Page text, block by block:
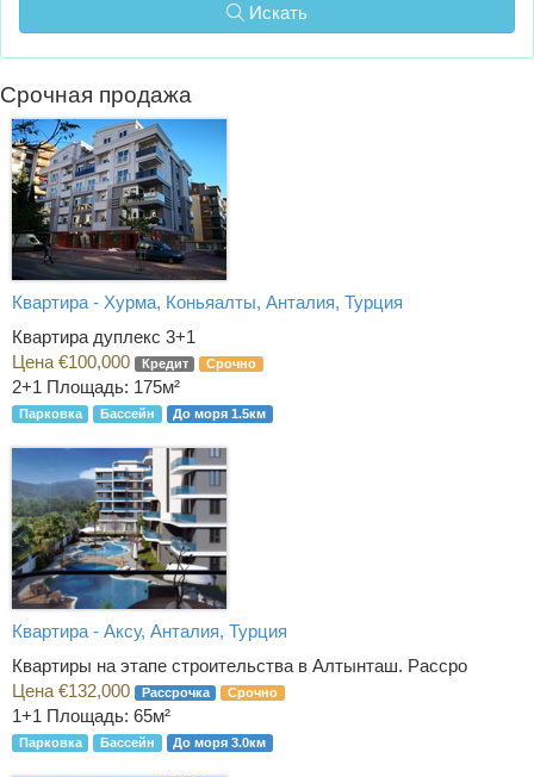
Искать
Срочная продажа
Квартира - Хурма, Коньяалты, Анталия, Турция
Квартира дуплекс 3+1
Цена €100,000
Кредит Срочно
2+1 Площадь: 175м²
Парковка Бассейн До моря 1.5км
Квартира - Аксу, Анталия, Турция
Квартиры на этапе строительства в Алтынташ. Рассро
Цена €132,000
Рассрочка Срочно
1+1 Площадь: 65м²
Парковка Бассейн До моря 3.0км